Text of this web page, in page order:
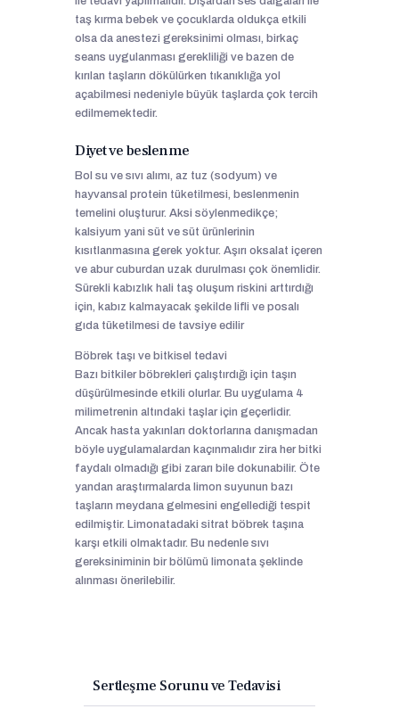
taş kırma bebek ve çocuklarda oldukça etkili
olsa da anestezi gereksinimi olması, birkaç
seans uygulanması gerekliliği ve bazen de
kırılan taşların dökülürken tıkanıklığa yol
açabilmesi nedeniyle büyük taşlarda çok tercih
edilmemektedir.
Diyet ve beslenme
Bol su ve sıvı alımı, az tuz (sodyum) ve
hayvansal protein tüketilmesi, beslenmenin
temelini oluşturur. Aksi söylenmedikçe;
kalsiyum yani süt ve süt ürünlerinin
kısıtlanmasına gerek yoktur. Aşırı oksalat içeren
ve abur cuburdan uzak durulması çok önemlidir.
Sürekli kabızlık hali taş oluşum riskini arttırdığı
için, kabız kalmayacak şekilde lifli ve posalı
gıda tüketilmesi de tavsiye edilir
Böbrek taşı ve bitkisel tedavi
Bazı bitkiler böbrekleri çalıştırdığı için taşın
düşürülmesinde etkili olurlar. Bu uygulama 4
milimetrenin altındaki taşlar için geçerlidir.
Ancak hasta yakınları doktorlarına danışmadan
böyle uygulamalardan kaçınmalıdır zira her bitki
faydalı olmadığı gibi zararı bile dokunabilir. Öte
yandan araştırmalarda limon suyunun bazı
taşların meydana gelmesini engellediği tespit
edilmiştir. Limonatadaki sitrat böbrek taşına
karşı etkili olmaktadır. Bu nedenle sıvı
gereksiniminin bir bölümü limonata şeklinde
alınması önerilebilir.
Sertleşme Sorunu ve Tedavisi